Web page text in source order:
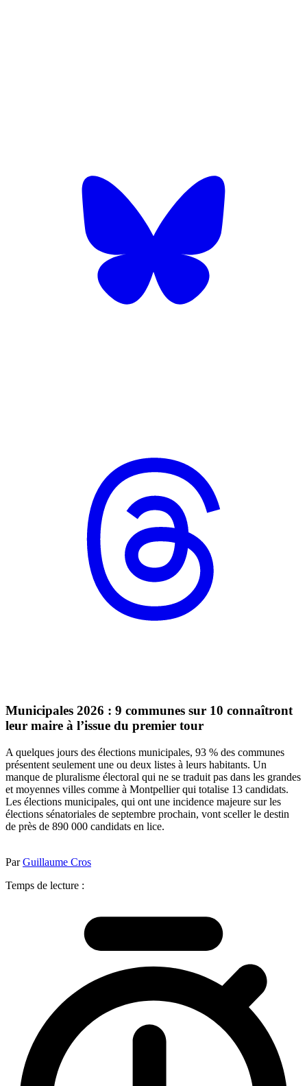
Municipales 2026 : 9 communes sur 10 connaîtront
leur maire à l’issue du premier tour
A quelques jours des élections municipales, 93 % des communes
présentent seulement une ou deux listes à leurs habitants. Un
manque de pluralisme électoral qui ne se traduit pas dans les grandes
et moyennes villes comme à Montpellier qui totalise 13 candidats.
Les élections municipales, qui ont une incidence majeure sur les
élections sénatoriales de septembre prochain, vont sceller le destin
de près de 890 000 candidats en lice.
ParGuillaume Cros
Temps de lecture :